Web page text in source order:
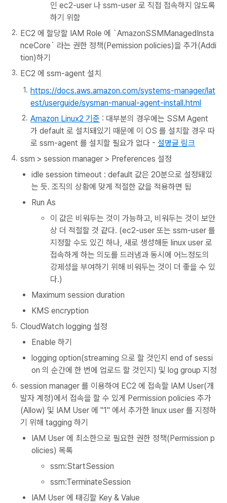
인 ec2-user 나 ssm-user 로 직접 접속하지 않도록
하기 위함
EC2 에 할당할 IAM Role 에 `AmazonSSMManagedInsta
nceCore` 라는 권한 정책(Pemission policies)을 추가(Addi
tion)하기
EC2 에 ssm-agent 설치
https://docs.aws.amazon.com/systems-manager/lat
est/userguide/sysman-manual-agent-install.html
Amazon Linux2 기준 : 대부분의 경우에는 SSM Agent
가 default 로 설치돼있기 때문에 이 OS 를 설치할 경우 따
로 ssm-agent 를 설치할 필요가 없다 - 설명글 링크
ssm > session manager > Preferences 설정
idle session timeout : default 값은 20분으로 설정돼있
는 듯. 조직의 상황에 맞게 적절한 값을 적용하면 됨
Run As
이 값은 비워두는 것이 가능하고, 비워두는 것이 보안
상 더 적절할 것 같다. (ec2-user 또는 ssm-user 를
지정할 수도 있긴 하나, 새로 생성해둔 linux user 로
접속하게 하는 의도를 드러냄과 동시에 어느정도의
강제성을 부여하기 위해 비워두는 것이 더 좋을 수 있
다.)
Maximum session duration
KMS encryption
CloudWatch logging 설정
Enable 하기
logging option(streaming 으로 할 것인지 end of sessi
on 의 순간에 한 번에 업로드 할 것인지) 및 log group 지정
session manager 를 이용하여 EC2 에 접속할 IAM User(개
발자 계정)에서 접속을 할 수 있게 Permission policies 추가
(Allow) 및 IAM User 에 "1" 에서 추가한 linux user 를 지정하
기 위해 tagging 하기
IAM User 에 최소한으로 필요한 권한 정책(Permission p
olicies) 목록
ssm:StartSession
ssm:TerminateSession
IAM User 에 태깅할 Key & Value